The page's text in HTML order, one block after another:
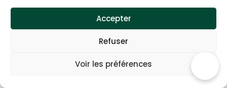
Accepter
Refuser
Voir les préférences
In diesem Zusammenhang haben wir die
Integration von sozialen Plugins (wie zum Beispiel
der „like“-Button) aufgegeben, weil diese Social-
Netzwerk-Server herstellen können, sobald eine